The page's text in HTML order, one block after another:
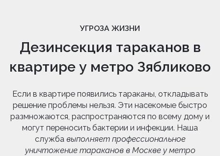
УГРОЗА ЖИЗНИ
Дезинсекция тараканов в
квартире у метро Зябликово
Если в квартире появились тараканы, откладывать
решение проблемы нельзя. Эти насекомые быстро
размножаются, распространяются по всему дому и
могут переносить бактерии и инфекции. Наша
служба выполняет профессиональное
уничтожение тараканов в Москве у метро